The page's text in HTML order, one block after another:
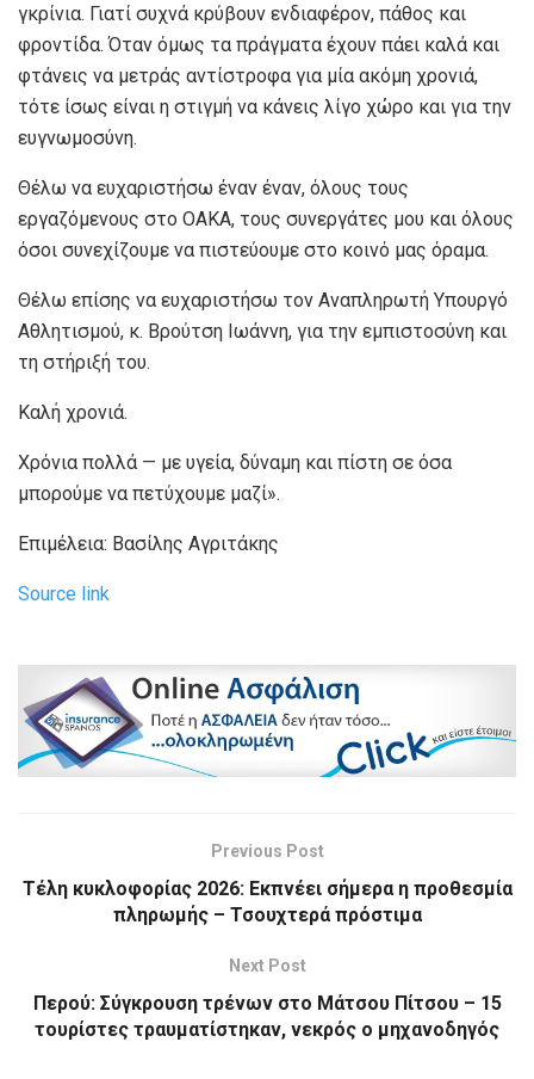
γκρίνια. Γιατί συχνά κρύβουν ενδιαφέρον, πάθος και
φροντίδα. Όταν όμως τα πράγματα έχουν πάει καλά και
φτάνεις να μετράς αντίστροφα για μία ακόμη χρονιά,
τότε ίσως είναι η στιγμή να κάνεις λίγο χώρο και για την
ευγνωμοσύνη.
Θέλω να ευχαριστήσω έναν έναν, όλους τους
εργαζόμενους στο ΟΑΚΑ, τους συνεργάτες μου και όλους
όσοι συνεχίζουμε να πιστεύουμε στο κοινό μας όραμα.
Θέλω επίσης να ευχαριστήσω τον Αναπληρωτή Υπουργό
Αθλητισμού, κ. Βρούτση Ιωάννη, για την εμπιστοσύνη και
τη στήριξή του.
Καλή χρονιά.
Χρόνια πολλά — με υγεία, δύναμη και πίστη σε όσα
μπορούμε να πετύχουμε μαζί».
Επιμέλεια: Βασίλης Αγριτάκης
Source link
Previous Post
Τέλη κυκλοφορίας 2026: Εκπνέει σήμερα η προθεσμία
πληρωμής – Τσουχτερά πρόστιμα
Next Post
Περού: Σύγκρουση τρένων στο Μάτσου Πίτσου – 15
τουρίστες τραυματίστηκαν, νεκρός ο μηχανοδηγός